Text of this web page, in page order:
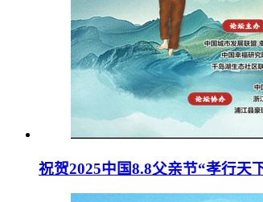
祝贺2025中国8.8父亲节“孝行天